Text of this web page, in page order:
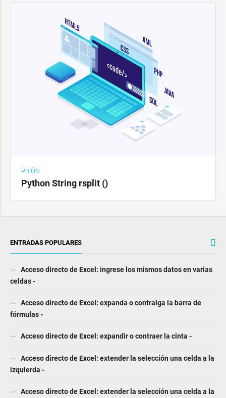
PITÓN
Python String rsplit ()
ENTRADAS POPULARES
Acceso directo de Excel: ingrese los mismos datos en varias
celdas -
Acceso directo de Excel: expanda o contraiga la barra de
fórmulas -
Acceso directo de Excel: expandir o contraer la cinta -
Acceso directo de Excel: extender la selección una celda a la
izquierda -
Acceso directo de Excel: extender la selección una celda a la